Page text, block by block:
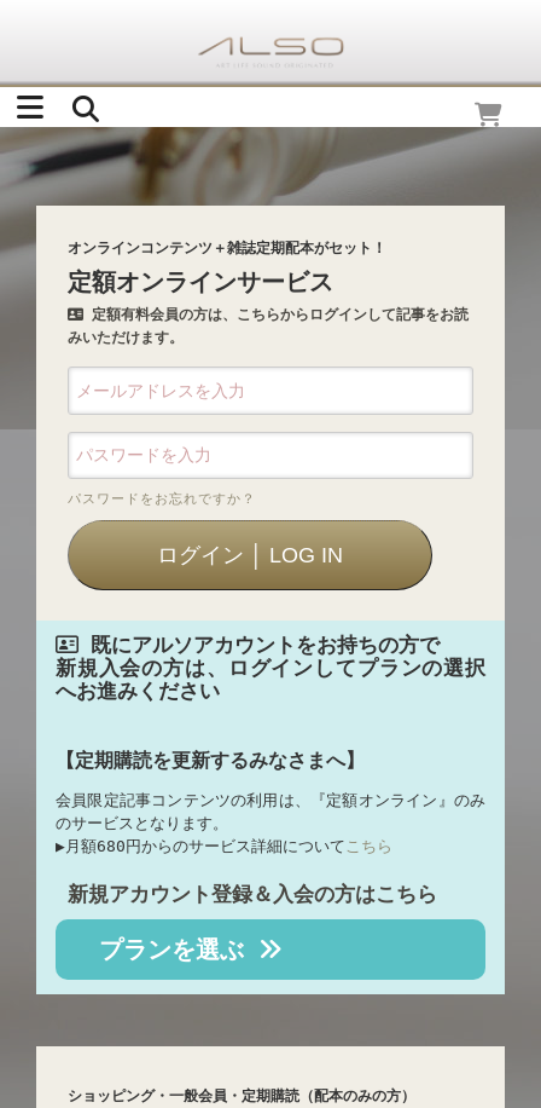
オンラインコンテンツ＋雑誌定期配本がセット！
定額オンラインサービス
定額有料会員の方は、こちらからログインして記事をお読
みいただけます。
パスワードをお忘れですか？
既にアルソアカウントをお持ちの方で
新規入会の方は、ログインしてプランの選択
へお進みください
【定期購読を更新するみなさまへ】
会員限定記事コンテンツの利用は、『定額オンライン』のみ
のサービスとなります。
▶︎月額680円からのサービス詳細についてこちら
新規アカウント登録＆入会の方はこちら
プランを選ぶ
ショッピング・一般会員・定期購読（配本のみの方）